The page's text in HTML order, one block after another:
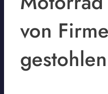
von
gestohlen